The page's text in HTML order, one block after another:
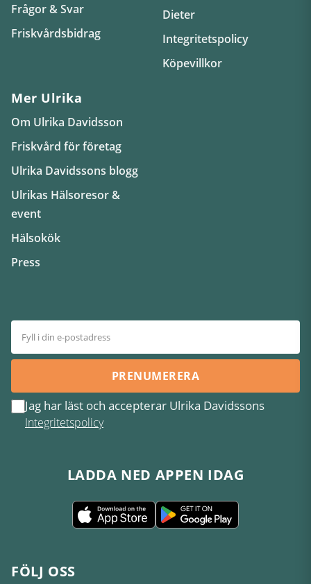
Frågor & Svar
Friskvårdsbidrag
Dieter
Integritetspolicy
Köpevillkor
Mer Ulrika
Om Ulrika Davidsson
Friskvård för företag
Ulrika Davidssons blogg
Ulrikas Hälsoresor &
event
Hälsokök
Press
PRENUMERERA
Jag har läst och accepterar Ulrika Davidssons
Integritetspolicy
LADDA NED APPEN IDAG
FÖLJ OSS